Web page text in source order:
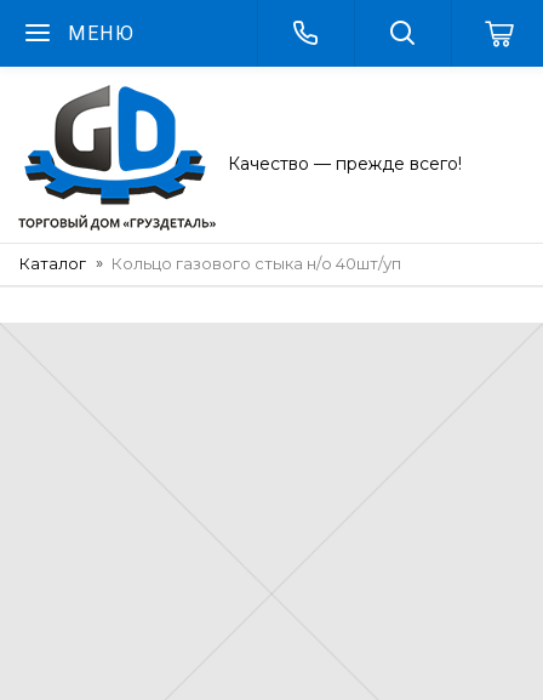
МЕНЮ
Качество — прежде всего!
Каталог Кольцо газового стыка н/о 40шт/уп